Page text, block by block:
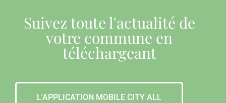
Suivez toute l'actualité de
votre commune en
téléchargeant
L'APPLICATION MOBILE CITY ALL